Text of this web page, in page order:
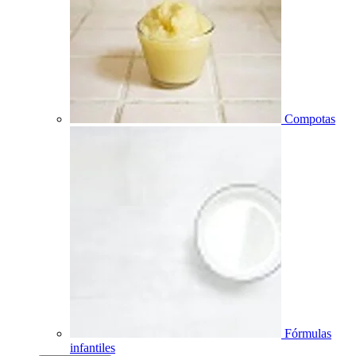
Compotas
Fórmulas
infantiles